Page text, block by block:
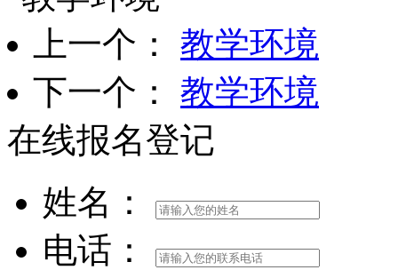
上一个： 教学环境
下一个： 教学环境
在线报名登记
姓名：
电话：